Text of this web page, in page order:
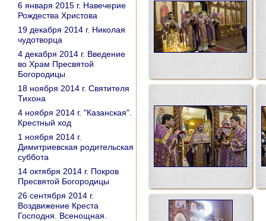
6 января 2015 г. Навечерие
Рождества Христова
19 декабря 2014 г. Николая
чудотворца
4 декабря 2014 г. Введение
во Храм Пресвятой
Богородицы
18 ноября 2014 г. Святителя
Тихона
4 ноября 2014 г. "Казанская".
Крестный ход
1 ноября 2014 г.
Димитриевская родительская
суббота
14 октября 2014 г. Покров
Пресвятой Богородицы
26 сентября 2014 г.
Воздвижение Креста
Господня. Всенощная.